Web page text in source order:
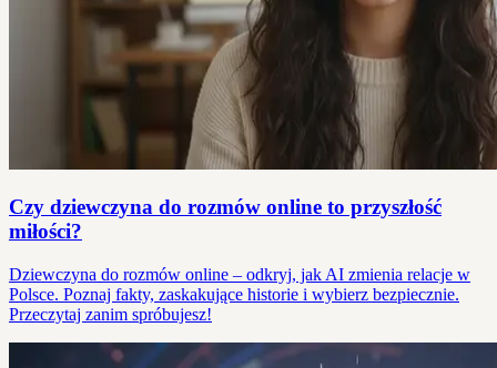
Czy dziewczyna do rozmów online to przyszłość
miłości?
Dziewczyna do rozmów online – odkryj, jak AI zmienia relacje w
Polsce. Poznaj fakty, zaskakujące historie i wybierz bezpiecznie.
Przeczytaj zanim spróbujesz!